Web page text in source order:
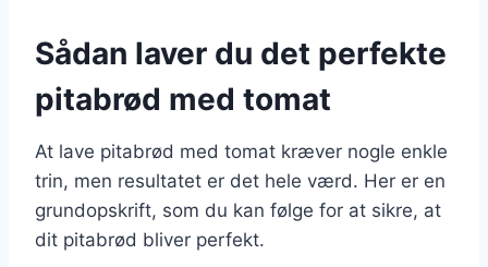
Sådan laver du det perfekte
pitabrød med tomat
At lave pitabrød med tomat kræver nogle enkle
trin, men resultatet er det hele værd. Her er en
grundopskrift, som du kan følge for at sikre, at
dit pitabrød bliver perfekt.